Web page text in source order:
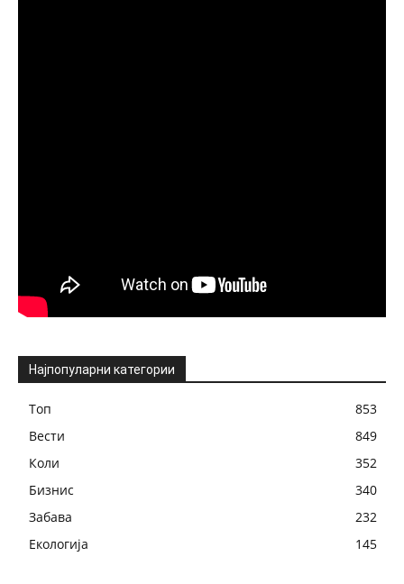
Најпопуларни категории
Топ
853
Вести
849
Коли
352
Бизнис
340
Забава
232
Екологија
145